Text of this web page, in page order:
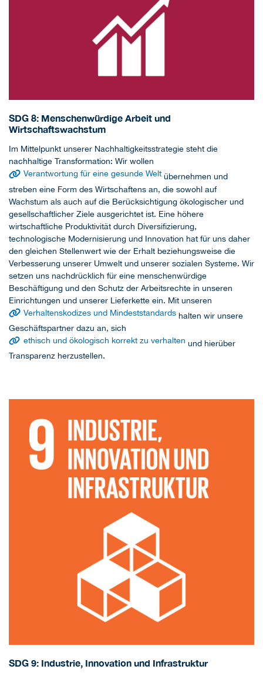
SDG 8: Menschenwürdige Arbeit und
Wirtschaftswachstum
Im Mittelpunkt unserer Nachhaltigkeitsstrategie steht die
nachhaltige Transformation: Wir wollen
Verantwortung für eine gesunde Welt übernehmen und
streben eine Form des Wirtschaftens an, die sowohl auf
Wachstum als auch auf die Berücksichtigung ökologischer und
gesellschaftlicher Ziele ausgerichtet ist. Eine höhere
wirtschaftliche Produktivität durch Diversifizierung,
technologische Modernisierung und Innovation hat für uns daher
den gleichen Stellenwert wie der Erhalt beziehungsweise die
Verbesserung unserer Umwelt und unserer sozialen Systeme. Wir
setzen uns nachdrücklich für eine menschenwürdige
Beschäftigung und den Schutz der Arbeitsrechte in unseren
Einrichtungen und unserer Lieferkette ein. Mit unseren
Verhaltenskodizes und Mindeststandards halten wir unsere
Geschäftspartner dazu an, sich
ethisch und ökologisch korrekt zu verhalten und hierüber
Transparenz herzustellen.
SDG 9: Industrie, Innovation und Infrastruktur